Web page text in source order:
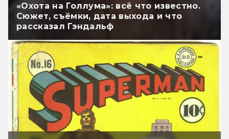
«Охота на Голлума»: всё что известно.
Сюжет, съёмки, дата выхода и что
рассказал Гэндальф